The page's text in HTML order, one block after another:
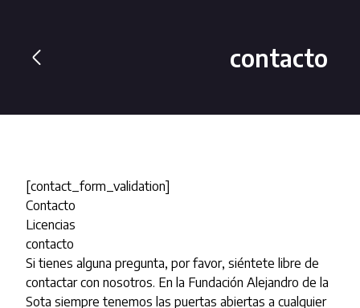
contacto
[contact_form_validation]
Contacto
Licencias
contacto
Si tienes alguna pregunta, por favor, siéntete libre de
contactar con nosotros. En la Fundación Alejandro de la
Sota siempre tenemos las puertas abiertas a cualquier